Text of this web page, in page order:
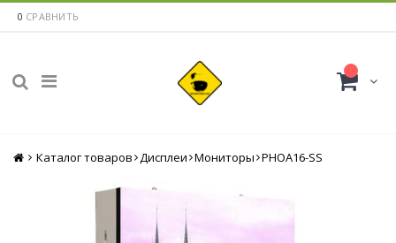
0 СРАВНИТЬ
Главная
Каталог товаров Дисплеи Мониторы PHOA16-SS